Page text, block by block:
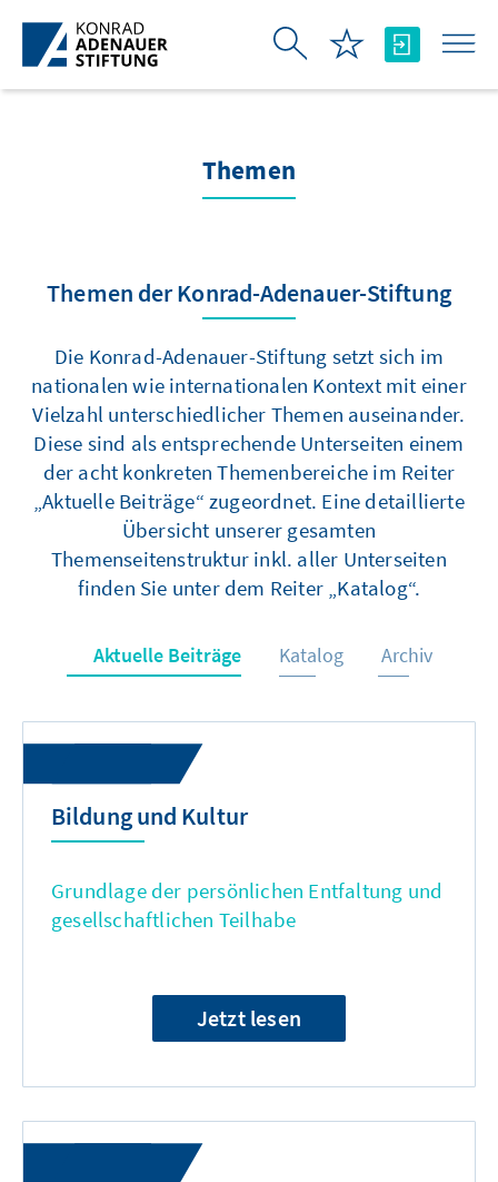
Zum Hauptinhalt springen
Themen
Themen der Konrad-Adenauer-Stiftung
Die Konrad-Adenauer-Stiftung setzt sich im
nationalen wie internationalen Kontext mit einer
Vielzahl unterschiedlicher Themen auseinander.
Diese sind als entsprechende Unterseiten einem
der acht konkreten Themenbereiche im Reiter
„Aktuelle Beiträge“ zugeordnet. Eine detaillierte
Übersicht unserer gesamten
Themenseitenstruktur inkl. aller Unterseiten
finden Sie unter dem Reiter „Katalog“.
Aktuelle Beiträge Katalog Archiv
Bildung und Kultur
Grundlage der persönlichen Entfaltung und
gesellschaftlichen Teilhabe
Jetzt lesen